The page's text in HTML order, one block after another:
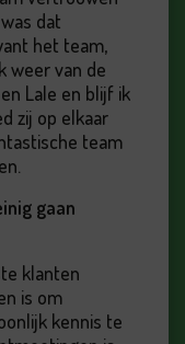
dat
het team,
weer van de
Lale en blijf ik
zij op elkaar
team
gaan
klanten
is om
kennis te